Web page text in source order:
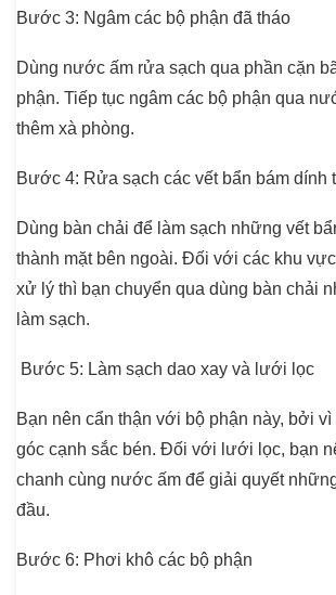
Bước 3: Ngâm các bộ phận đã tháo
Dùng nước ấm rửa sạch qua phần cặn
phận. Tiếp tục ngâm các bộ phận qua
thêm xà phòng.
Bước 4: Rửa sạch các vết bẩn bám dính
Dùng bàn chải để làm sạch những vết
thành mặt bên ngoài. Đối với các khu
xử lý thì bạn chuyển qua dùng bàn chải
làm sạch.
Bước 5: Làm sạch dao xay và lưới lọc
Bạn nên cẩn thận với bộ phận này, bởi
góc cạnh sắc bén. Đối với lưới lọc, bạn
chanh cùng nước ấm để giải quyết
đầu.
Bước 6: Phơi khô các bộ phận